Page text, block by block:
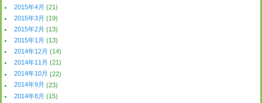
2015年4月 (21)
2015年3月 (19)
2015年2月 (13)
2015年1月 (13)
2014年12月 (14)
2014年11月 (21)
2014年10月 (22)
2014年9月 (23)
2014年8月 (15)